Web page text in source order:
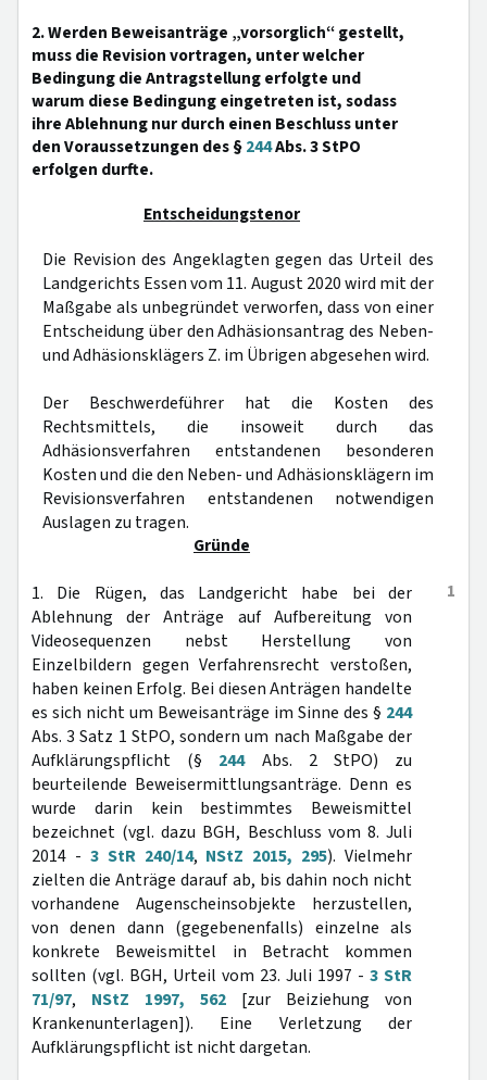
2. Werden Beweisanträge „vorsorglich“ gestellt,
muss die Revision vortragen, unter welcher
Bedingung die Antragstellung erfolgte und
warum diese Bedingung eingetreten ist, sodass
ihre Ablehnung nur durch einen Beschluss unter
den Voraussetzungen des §244Abs. 3 StPO
erfolgen durfte.
Entscheidungstenor
Die Revision des Angeklagten gegen das Urteil des
Landgerichts Essen vom 11. August 2020 wird mit der
Maßgabe als unbegründet verworfen, dass von einer
Entscheidung über den Adhäsionsantrag des Neben-
und Adhäsionsklägers Z. im Übrigen abgesehen wird.
Der Beschwerdeführer hat die Kosten des
Rechtsmittels, die insoweit durch das
Adhäsionsverfahren entstandenen besonderen
Kosten und die den Neben- und Adhäsionsklägern im
Revisionsverfahren entstandenen notwendigen
Auslagen zu tragen.
Gründe
1
1. Die Rügen, das Landgericht habe bei der
Ablehnung der Anträge auf Aufbereitung von
Videosequenzen nebst Herstellung von
Einzelbildern gegen Verfahrensrecht verstoßen,
haben keinen Erfolg. Bei diesen Anträgen handelte
es sich nicht um Beweisanträge im Sinne des § 244
Abs. 3 Satz 1 StPO, sondern um nach Maßgabe der
Aufklärungspflicht (§ 244Abs. 2 StPO) zu
beurteilende Beweisermittlungsanträge. Denn es
wurde darin kein bestimmtes Beweismittel
bezeichnet (vgl. dazu BGH, Beschluss vom 8. Juli
2014 - 3 StR 240/14, NStZ 2015, 295). Vielmehr
zielten die Anträge darauf ab, bis dahin noch nicht
vorhandene Augenscheinsobjekte herzustellen,
von denen dann (gegebenenfalls) einzelne als
konkrete Beweismittel in Betracht kommen
sollten (vgl. BGH, Urteil vom 23. Juli 1997 - 3 StR
71/97, NStZ 1997, 562 [zur Beiziehung von
Krankenunterlagen]). Eine Verletzung der
Aufklärungspflicht ist nicht dargetan.